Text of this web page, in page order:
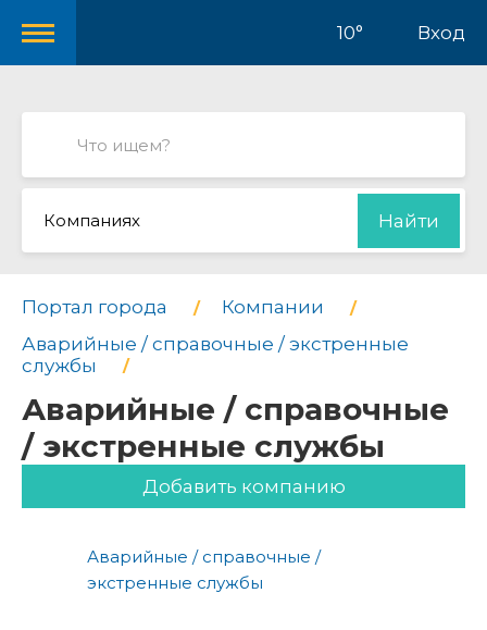
10° Вход
Компаниях Найти
Портал города
Компании
Аварийные / справочные / экстренные
службы
Аварийные / справочные
/ экстренные службы
Добавить компанию
Аварийные / справочные /
экстренные службы